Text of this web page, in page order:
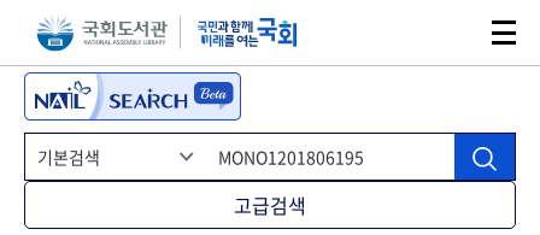
본문 바로가기주메뉴 바로가기
고급검색